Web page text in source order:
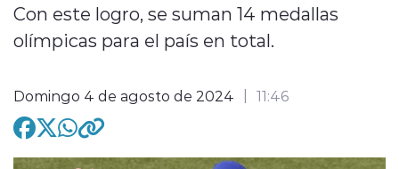
Deportes
modo claro
Con este logro, se suman 14 medallas
olímpicas para el país en total.
Domingo 4 de agosto de 2024 11:46